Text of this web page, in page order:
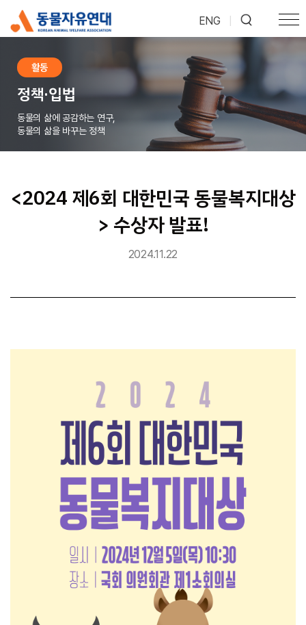
ENG
활동
정책·입법
동물의 삶에 공감하는 연구,
동물의 삶을 바꾸는 정책
<2024 제6회 대한민국 동물복지대상
> 수상자 발표!
2024.11.22